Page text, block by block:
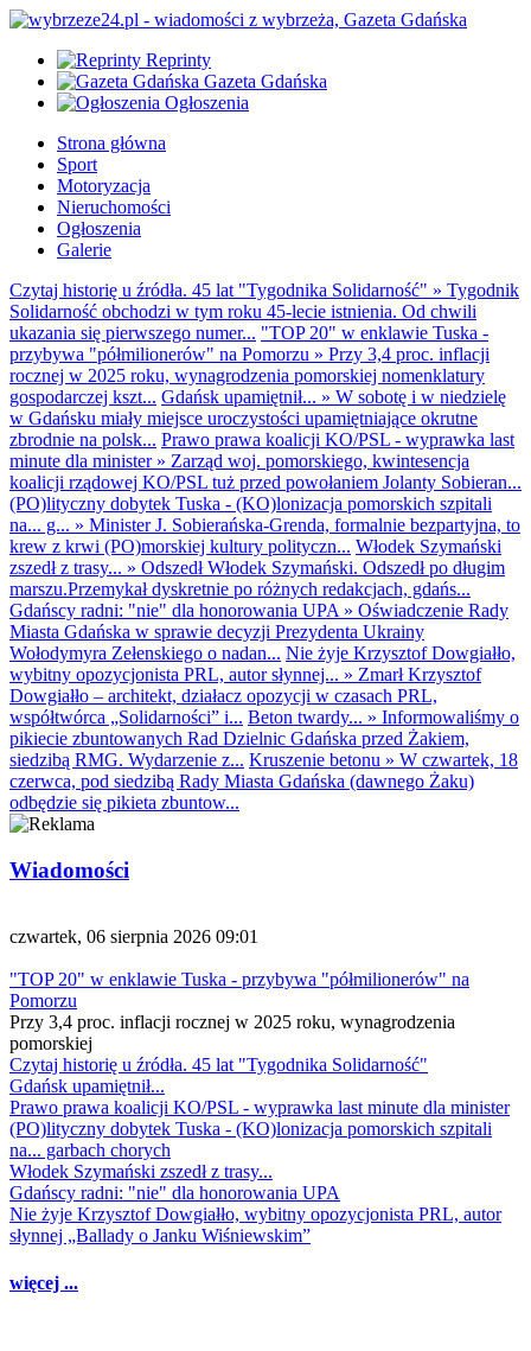
Reprinty
Gazeta Gdańska
Ogłoszenia
Strona główna
Sport
Motoryzacja
Nieruchomości
Ogłoszenia
Galerie
Czytaj historię u źródła. 45 lat "Tygodnika Solidarność" » Tygodnik
Solidarność obchodzi w tym roku 45-lecie istnienia. Od chwili
ukazania się pierwszego numer... "TOP 20" w enklawie Tuska -
przybywa "półmilionerów" na Pomorzu » Przy 3,4 proc. inflacji
rocznej w 2025 roku, wynagrodzenia pomorskiej nomenklatury
gospodarczej kszt... Gdańsk upamiętnił... » W sobotę i w niedzielę
w Gdańsku miały miejsce uroczystości upamiętniające okrutne
zbrodnie na polsk... Prawo prawa koalicji KO/PSL - wyprawka last
minute dla minister» Zarząd woj. pomorskiego, kwintesencja
koalicji rządowej KO/PSL tuż przed powołaniem Jolanty Sobieran...
(PO)lityczny dobytek Tuska - (KO)lonizacja pomorskich szpitali
na... g... » Minister J. Sobierańska-Grenda, formalnie bezpartyjna, to
krew z krwi (PO)morskiej kultury polityczn... Włodek Szymański
zszedł z trasy... » Odszedł Włodek Szymański. Odszedł po długim
marszu.Przemykał dyskretnie po różnych redakcjach, gdańs...
Gdańscy radni: "nie" dla honorowania UPA » Oświadczenie Rady
Miasta Gdańska w sprawie decyzji Prezydenta Ukrainy
Wołodymyra Zełenskiego o nadan... Nie żyje Krzysztof Dowgiałło,
wybitny opozycjonista PRL, autor słynnej... » Zmarł Krzysztof
Dowgiałło – architekt, działacz opozycji w czasach PRL,
współtwórca „Solidarności” i... Beton twardy... » Informowaliśmy o
pikiecie zbuntowanych Rad Dzielnic Gdańska przed Żakiem,
siedzibą RMG. Wydarzenie z... Kruszenie betonu » W czwartek, 18
czerwca, pod siedzibą Rady Miasta Gdańska (dawnego Żaku)
odbędzie się pikieta zbuntow...
Wiadomości
czwartek, 06 sierpnia 2026 09:01
"TOP 20" w enklawie Tuska - przybywa "półmilionerów" na
Pomorzu
Przy 3,4 proc. inflacji rocznej w 2025 roku, wynagrodzenia
pomorskiej
Czytaj historię u źródła. 45 lat "Tygodnika Solidarność"
Gdańsk upamiętnił...
Prawo prawa koalicji KO/PSL - wyprawka last minute dla minister
(PO)lityczny dobytek Tuska - (KO)lonizacja pomorskich szpitali
na... garbach chorych
Włodek Szymański zszedł z trasy...
Gdańscy radni: "nie" dla honorowania UPA
Nie żyje Krzysztof Dowgiałło, wybitny opozycjonista PRL, autor
słynnej „Ballady o Janku Wiśniewskim”
więcej ...